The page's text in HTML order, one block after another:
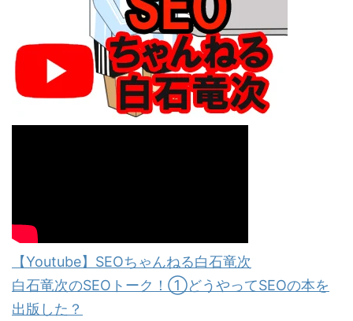
【Youtube】SEOちゃんねる白石竜次
白石竜次のSEOトーク！①どうやってSEOの本を
出版した？